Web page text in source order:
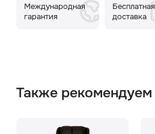
Международная
гарантия
Бесплатная
доставка
Также рекомендуем